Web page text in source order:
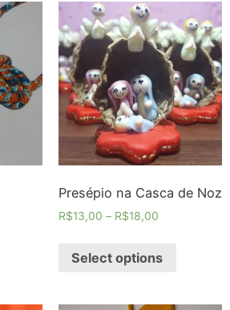
Presépio na Casca de Noz
R$13,00 – R$18,00
Select options